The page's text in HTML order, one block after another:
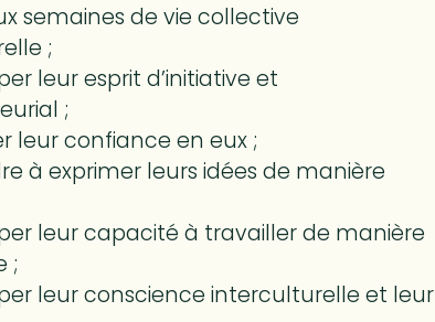
semaines de vie collective
;
leur esprit d’initiative et
;
leur confiance en eux ;
à exprimer leurs idées de manière
leur capacité à travailler de manière
;
leur conscience interculturelle et leur